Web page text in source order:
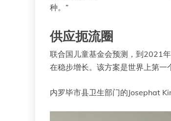
种。”
供应扼流圈
联合国儿童基金会预测，到2021
在稳步增长。该方案是世界上第一
内罗毕市县卫生部门的Josephat